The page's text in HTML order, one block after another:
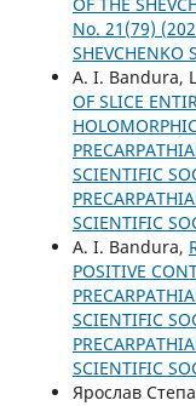
OF THE
No. 21(79)
SHEVCHENKO
А. І. Bandura,
OF SLICE
SCIENTIFIC
SCIENTIFIC
А. І. Bandura,
POSITIVE
SCIENTIFIC
SCIENTIFIC
Ярослав